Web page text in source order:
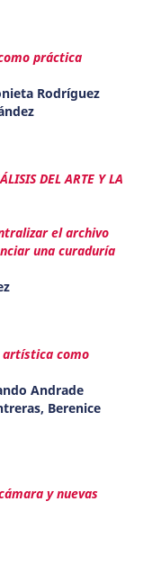
práctica
Rodríguez
DEL ARTE Y LA
el archivo
una curaduría
artística como
Andrade
Berenice
y nuevas